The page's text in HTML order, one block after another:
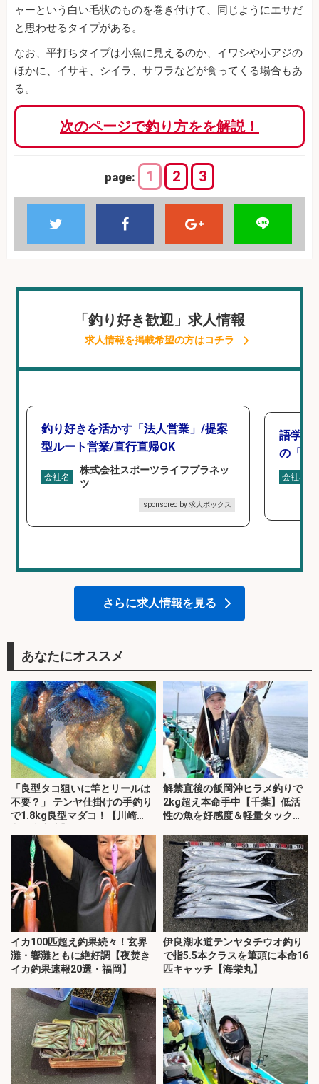
ャーという白い毛状のものを巻き付けて、同じようにエサだ
と思わせるタイプがある。
なお、平打ちタイプは小魚に見えるのか、イワシや小アジの
ほかに、イサキ、シイラ、サワラなどが食ってくる場合もあ
る。
次のページで釣り方をを解説！
page: 1 2 3
「釣り好き歓迎」求人情報
求人情報を掲載希望の方はコチラ
釣り好きを活かす「法人営業」/提案
型ルート営業/直行直帰OK
会社名
株式会社スポーツライフプラネッ
ツ
sponsored by 求人ボックス
語学力
の「海
会社名
さらに求人情報を見る
あなたにオススメ
「良型タコ狙いに竿とリールは
不要？」 テンヤ仕掛けの手釣り
で1.8kg良型マダコ！【川崎
解禁直後の飯岡沖ヒラメ釣りで
2kg超え本命手中【千葉】低活
性の魚を好感度＆軽量タックル
イカ100匹超え釣果続々！玄界
灘・響灘ともに絶好調【夜焚き
イカ釣果速報20選・福岡】
伊良湖水道テンヤタチウオ釣り
で指5.5本クラスを筆頭に本命16
匹キャッチ【海栄丸】